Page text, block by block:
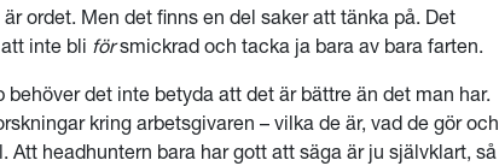
ordet. Men det finns en del saker att tänka på. Det
inte bli försmickrad och tacka ja bara av bara farten.
det inte betyda att det är bättre än det man har.
kring arbetsgivaren – vilka de är, vad de gör och
Att headhuntern bara har gott att säga är ju självklart, så